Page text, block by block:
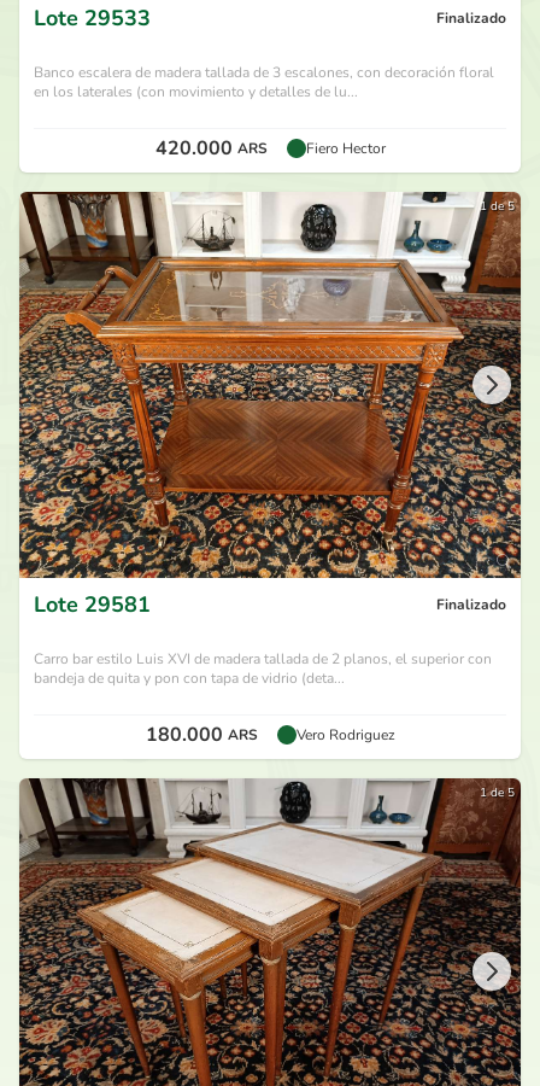
Lote 29533 Finalizado
Banco escalera de madera tallada de 3 escalones, con decoración floral
en los laterales (con movimiento y detalles de lu...
420.000 ARS Fiero Hector
1 de 5
Lote 29581 Finalizado
Carro bar estilo Luis XVI de madera tallada de 2 planos, el superior con
bandeja de quita y pon con tapa de vidrio (deta...
180.000 ARS Vero Rodriguez
1 de 5